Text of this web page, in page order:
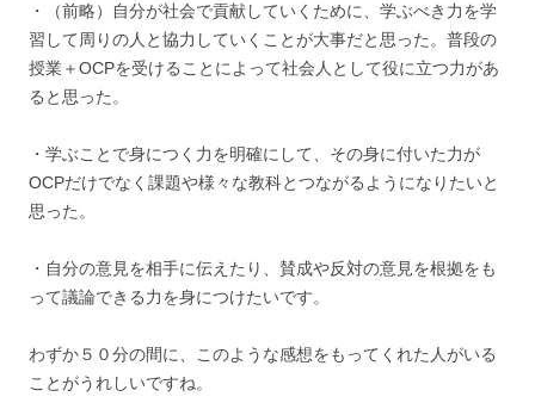
・（前略）自分が社会で貢献していくために、学ぶべき力を学
習して周りの人と協力していくことが大事だと思った。普段の
授業＋OCPを受けることによって社会人として役に立つ力があ
ると思った。
・学ぶことで身につく力を明確にして、その身に付いた力が
OCPだけでなく課題や様々な教科とつながるようになりたいと
思った。
・自分の意見を相手に伝えたり、賛成や反対の意見を根拠をも
って議論できる力を身につけたいです。
わずか５０分の間に、このような感想をもってくれた人がいる
ことがうれしいですね。